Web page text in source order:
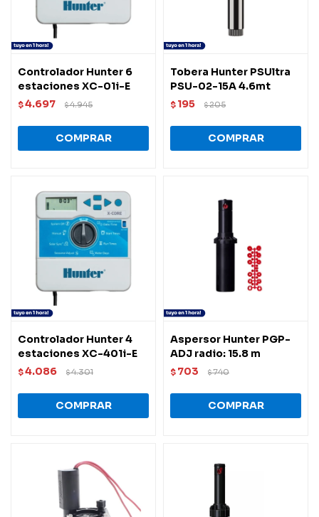
Controlador Hunter 6
estaciones XC-01i-E
$4.697 $4.945
Tobera Hunter PSUltra
PSU-02-15A 4.6mt
$ 195 $205
Controlador Hunter 4
estaciones XC-401i-E
$4.086 $4.301
Aspersor Hunter PGP-
ADJ radio: 15.8 m
$ 703 $740